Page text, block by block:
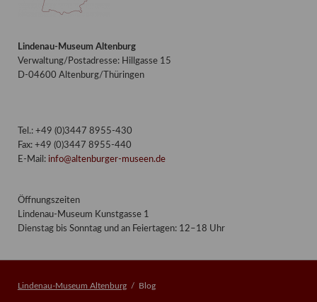
Lindenau-Museum Altenburg
Verwaltung/Postadresse: Hillgasse 15
D-04600 Altenburg/Thüringen
Tel.: +49 (0)3447 8955-430
Fax: +49 (0)3447 8955-440
E-Mail: info@altenburger-museen.de
Öffnungszeiten
Lindenau-Museum Kunstgasse 1
Dienstag bis Sonntag und an Feiertagen: 12–18 Uhr
Lindenau-Museum Altenburg Blog